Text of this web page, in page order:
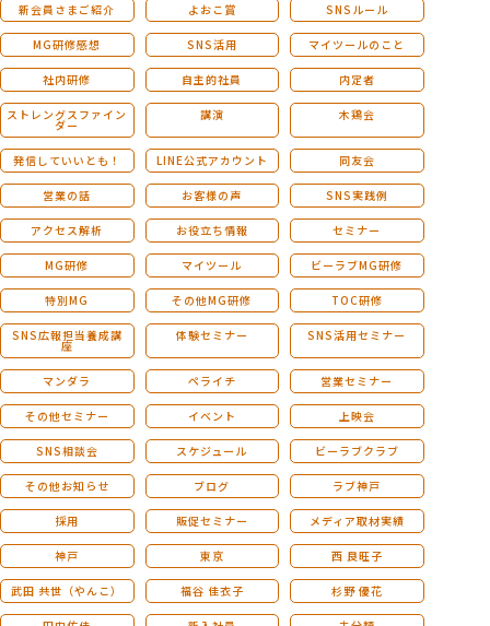
新会員さまご紹介 よおこ賞 SNSルール
MG研修感想 SNS活用 マイツールのこと
社内研修 自主的社員 内定者
ストレングスファイン
ダー
講演 木鶏会
発信していいとも！ LINE公式アカウント 同友会
営業の話 お客様の声 SNS実践例
アクセス解析 お役立ち情報 セミナー
MG研修 マイツール ビーラブMG研修
特別MG その他MG研修 TOC研修
SNS広報担当養成講
座
体験セミナー SNS活用セミナー
マンダラ ペライチ 営業セミナー
その他セミナー イベント 上映会
SNS相談会 スケジュール ビーラブクラブ
その他お知らせ ブログ ラブ神戸
採用 販促セミナー メディア取材実績
神戸 東京 西 良旺子
武田 共世（やんこ） 福谷 佳衣子 杉野 優花